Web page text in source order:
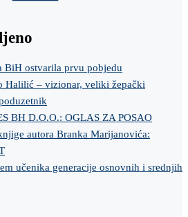
ostvarila prvu pobjedu
Halilić – vizionar, veliki žepački
BH D.O.O.: OGLAS ZA POSAO
autora Branka Marijanovića:
učenika generacije osnovnih i srednjih